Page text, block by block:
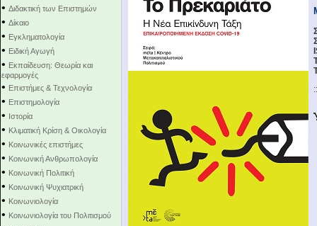
• Διδακτική των Επιστημών
• Δίκαιο
• Εγκληματολογία
• Ειδική Αγωγή
• Εκπαίδευση: Θεωρία και
εφαρμογές
• Επιστήμες & Τεχνολογία
• Επιστημολογία
• Ιστορία
• Κλιματική Κρίση & Οικολογία
• Κοινωνικές επιστήμες
• Κοινωνική Ανθρωπολογία
• Κοινωνική Πολιτική
• Κοινωνική Ψυχιατρική
• Κοινωνιολογία
• Κοινωνιολογία του Πολιτισμού